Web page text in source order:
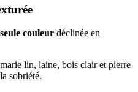
couleur déclinée en
lin, laine, bois clair et pierre
sobriété.